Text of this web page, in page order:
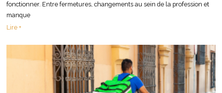
fonctionner. Entre fermetures, changements au sein de la profession et
manque
Lire +